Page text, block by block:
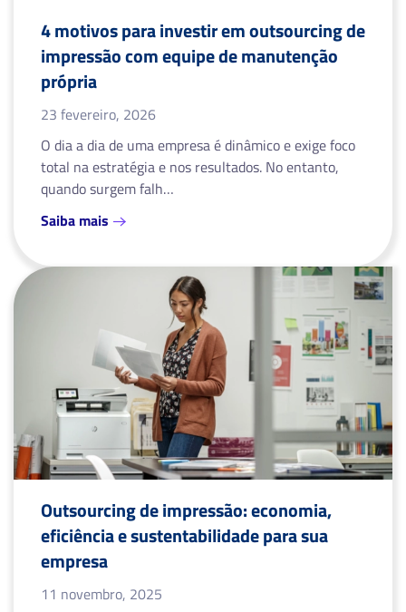
4 motivos para investir em outsourcing de
impressão com equipe de manutenção
própria
23 fevereiro, 2026
O dia a dia de uma empresa é dinâmico e exige foco
total na estratégia e nos resultados. No entanto,
quando surgem falh…
Saiba mais
Outsourcing de impressão: economia,
eficiência e sustentabilidade para sua
empresa
11 novembro, 2025